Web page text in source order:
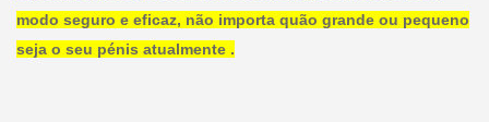
modo seguro e eficaz, não importa quão grande ou pequeno
seja o seu pénis atualmente .